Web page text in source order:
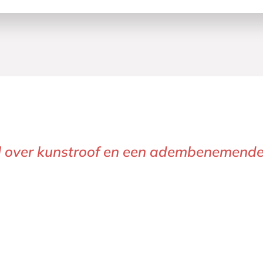
kunstroof en een
het contrast tussen de schoonheid